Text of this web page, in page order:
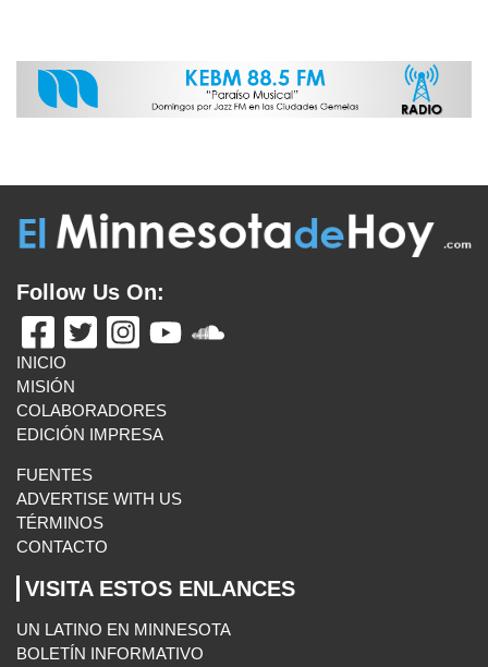
Follow Us On:
INICIO
MISIÓN
COLABORADORES
EDICIÓN IMPRESA
FUENTES
ADVERTISE WITH US
TÉRMINOS
CONTACTO
VISITA ESTOS ENLANCES
UN LATINO EN MINNESOTA
BOLETÍN INFORMATIVO